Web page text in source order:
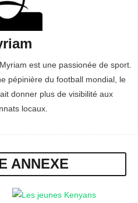
est une passionée de sport.
pépinière du football mondial, le
donner plus de visibilité aux
locaux.
ANNEXE